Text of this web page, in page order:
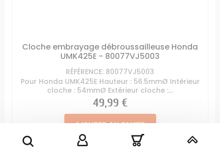
Cloche embrayage débroussailleuse Honda
UMK425E - 80077VJ5003
RÉFÉRENCE: 80077VJ5003
Pour Honda UMK425E Hauteur : 56.5mmØ Intérieur
cloche : 54mmØ Extérieur cloche :...
Prix
49,99 €
AJOUTER AU PANIER